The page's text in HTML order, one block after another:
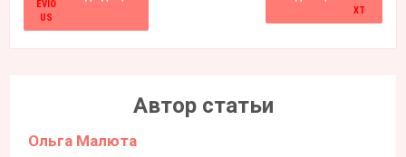
Автор статьи
Ольга Малюта